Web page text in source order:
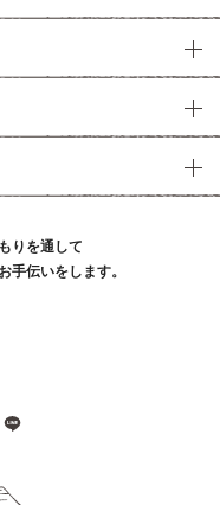
りを通して
手伝いをします。